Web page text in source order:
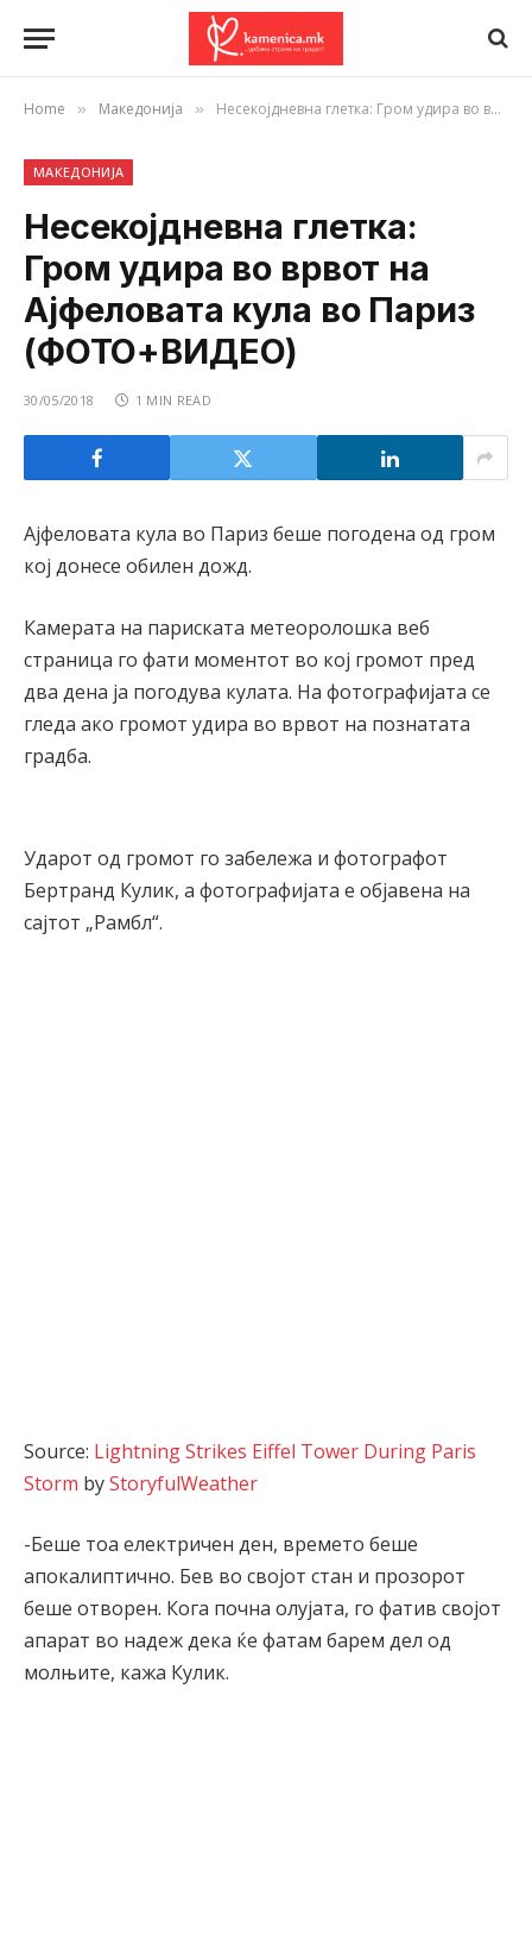
Home » Македонија » Несекојдневна глетка: Гром удира во врвот на Ајфеловата кула во Париз (ФОТО+ВИДЕО)
МАКЕДОНИЈА
Несекојдневна глетка:
Гром удира во врвот на
Ајфеловата кула во Париз
(ФОТО+ВИДЕО)
30/05/2018 1 MIN READ
Ајфеловата кула во Париз беше погодена од гром
кој донесе обилен дожд.
Камерата на париската метеоролошка веб
страница го фати моментот во кој громот пред
два дена ја погодува кулата. На фотографијата се
гледа ако громот удира во врвот на познатата
градба.
Ударот од громот го забележа и фотографот
Бертранд Кулик, а фотографијата е објавена на
сајтот „Рамбл“.
Source: Lightning Strikes Eiffel Tower During Paris
Storm byStoryfulWeather
-Беше тоа електричен ден, времето беше
апокалиптично. Бев во својот стан и прозорот
беше отворен. Кога почна олујата, го фатив својот
апарат во надеж дека ќе фатам барем дел од
молњите, кажа Кулик.